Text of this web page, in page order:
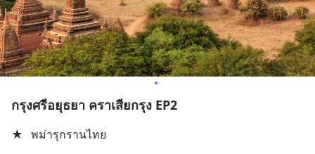
กรุงศรีอยุธยา คราเสียกรุง EP2
★ ​พม่ารุกรานไทย